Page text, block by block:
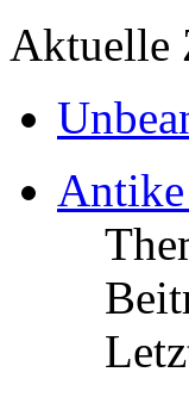
Aktuelle